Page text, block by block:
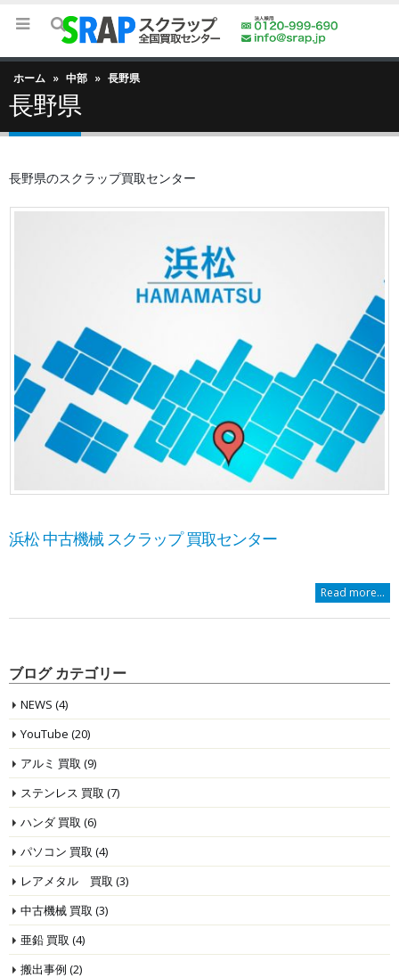
ホーム » 中部 » 長野県
長野県
長野県のスクラップ買取センター
浜松 中古機械 スクラップ 買取センター
Read more...
ブログ カテゴリー
NEWS (4)
YouTube (20)
アルミ 買取 (9)
ステンレス 買取 (7)
ハンダ 買取 (6)
パソコン 買取 (4)
レアメタル 買取 (3)
中古機械 買取 (3)
亜鉛 買取 (4)
搬出事例 (2)